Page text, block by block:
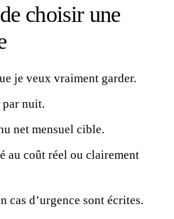
choisir une
je veux vraiment garder.
par nuit.
net mensuel cible.
au coût réel ou clairement
cas d’urgence sont écrites.